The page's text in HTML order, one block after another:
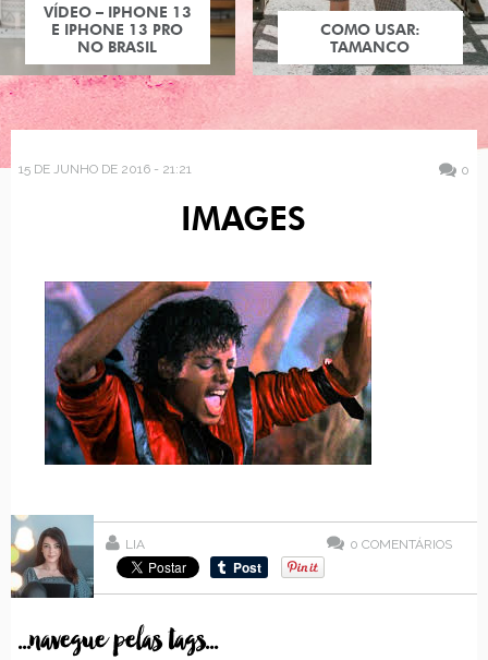
VÍDEO – IPHONE 13
E IPHONE 13 PRO
NO BRASIL
COMO USAR:
TAMANCO
15 DE JUNHO DE 2016 - 21:21 0
IMAGES
LIA 0 COMENTÁRIOS
...navegue pelas tags...